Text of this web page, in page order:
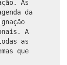
As
da
A
as
que